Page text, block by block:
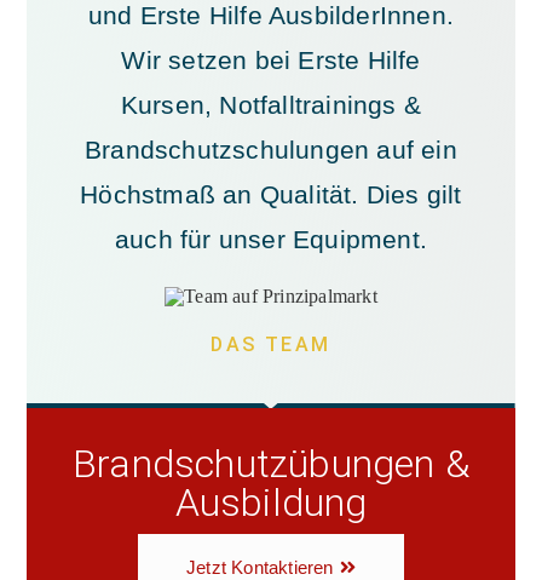
und Erste Hilfe AusbilderInnen.
Wir setzen bei Erste Hilfe
Kursen, Notfalltrainings &
Brandschutzschulungen auf ein
Höchstmaß an Qualität. Dies gilt
auch für unser Equipment.
DAS TEAM
Brandschutzübungen &
Ausbildung
Jetzt Kontaktieren